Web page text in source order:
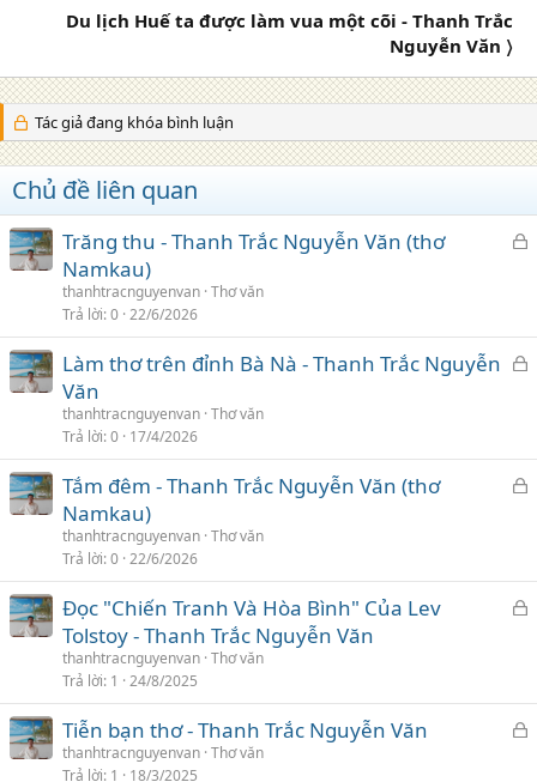
Du lịch Huế ta được làm vua một cõi - Thanh Trắc
Nguyễn Văn 〉
Tác giả đang khóa bình luận
Chủ đề liên quan
K
Trăng thu - Thanh Trắc Nguyễn Văn (thơ
Namkau)
thanhtracnguyenvan Thơ văn
Trả lời 0 22/6/2026
K
Làm thơ trên đỉnh Bà Nà - Thanh Trắc Nguyễn
Văn
thanhtracnguyenvan Thơ văn
Trả lời 0 17/4/2026
K
Tắm đêm - Thanh Trắc Nguyễn Văn (thơ
Namkau)
thanhtracnguyenvan Thơ văn
Trả lời 0 22/6/2026
K
Đọc "Chiến Tranh Và Hòa Bình" Của Lev
Tolstoy - Thanh Trắc Nguyễn Văn
thanhtracnguyenvan Thơ văn
Trả lời 1 24/8/2025
K
Tiễn bạn thơ - Thanh Trắc Nguyễn Văn
thanhtracnguyenvan Thơ văn
Trả lời 1 18/3/2025